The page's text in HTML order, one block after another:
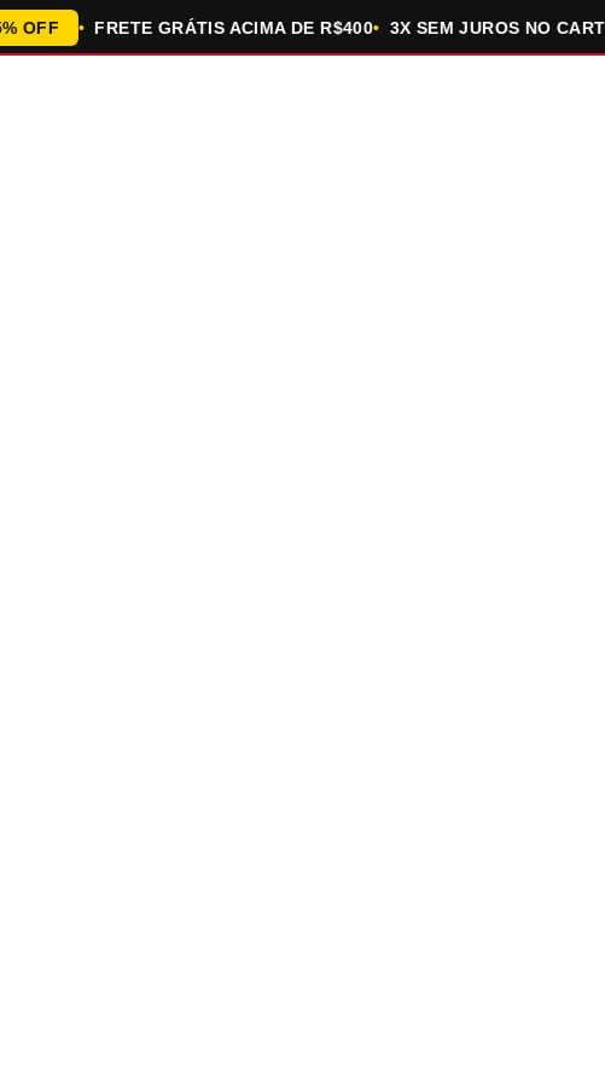
FRETE GRÁTIS ACIMA DE R$400 3X SEM JUROS NO CARTÃO